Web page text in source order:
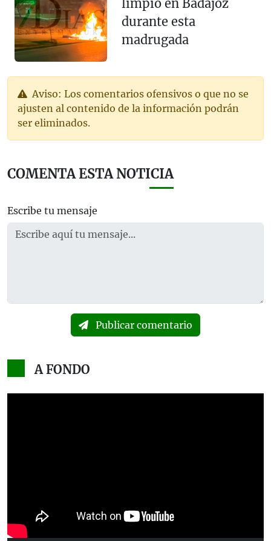
limpio en Badajoz
durante esta
madrugada
Aviso: Los comentarios ofensivos o que no se
ajusten al contenido de la información podrán
ser eliminados.
COMENTA ESTA NOTICIA
Escribe tu mensaje
Publicar comentario
A FONDO